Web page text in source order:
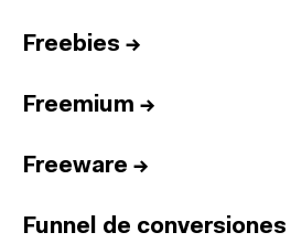
Freebies →
Freemium →
Freeware →
Funnel de conversiones